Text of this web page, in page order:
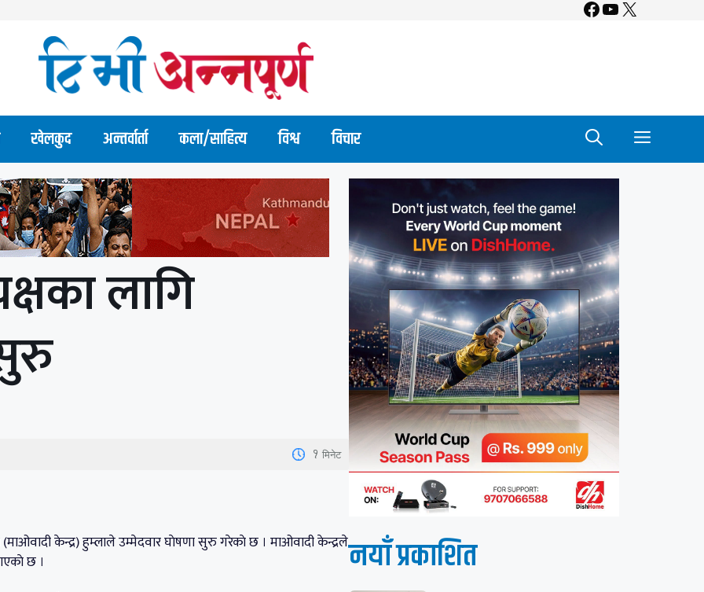
Facebook
YouTube
X
खेलकुद अन्तर्वार्ता कला/साहित्य विश्व विचार
लागि
1 मिनेट
केन्द्र) हुम्लाले उम्मेदवार घाेषणा सुरु गरेकाे छ । माओवादी केन्द्रले
छ ।
नयाँ प्रकाशित